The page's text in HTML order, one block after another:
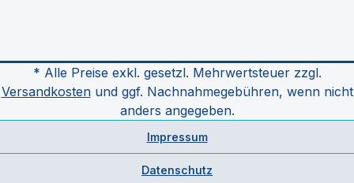
* Alle Preise exkl. gesetzl. Mehrwertsteuer zzgl.
Versandkostenund ggf. Nachnahmegebühren, wenn nicht
anders angegeben.
Impressum
Datenschutz